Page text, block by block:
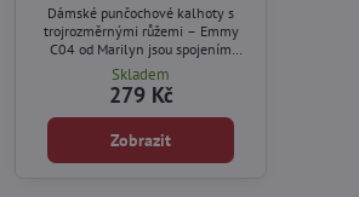
Dámské punčochové kalhoty s
trojrozměrnými růžemi – Emmy
C04 od Marilyn jsou spojením
klasiky a moderny.
Skladem
279 Kč
Zobrazit